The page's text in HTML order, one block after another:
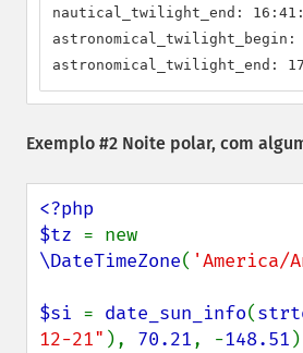
nautical_twilight_end:
astronomical_twilight_begin:
astronomical_twilight_end:
Exemplo #2 Noite polar, com
<?php
$tz
\DateTimeZone( 'America/
$si = date_sun_info(
12-21" ), 70.21, -148.51